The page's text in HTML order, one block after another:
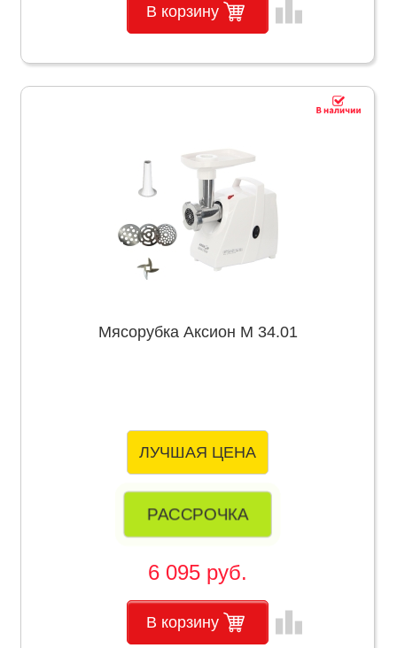
В корзину leaderboard
Мясорубка Аксион М 34.01
ЛУЧШАЯ ЦЕНА
РАССРОЧКА
6 095 руб.
В корзину leaderboard